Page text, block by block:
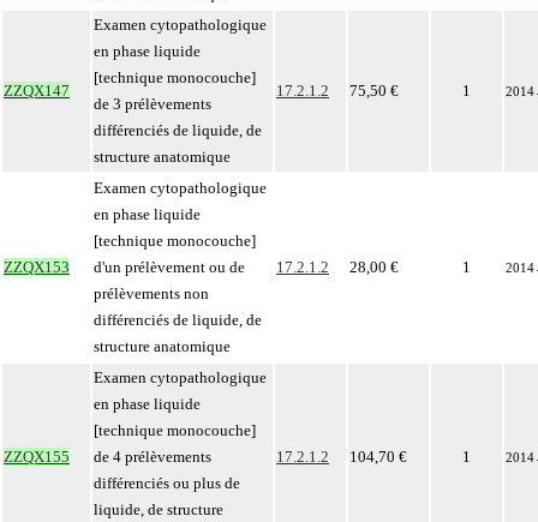
ZZQX147
Examen cytopathologique
en phase liquide
[technique monocouche]
de 3 prélèvements
différenciés de liquide, de
structure anatomique
17.2.1.2 75,50 € 1 2014
ZZQX153
Examen cytopathologique
en phase liquide
[technique monocouche]
d'un prélèvement ou de
prélèvements non
différenciés de liquide, de
structure anatomique
17.2.1.2 28,00 € 1 2014
ZZQX155
Examen cytopathologique
en phase liquide
[technique monocouche]
de 4 prélèvements
différenciés ou plus de
liquide, de structure
17.2.1.2 104,70 € 1 2014